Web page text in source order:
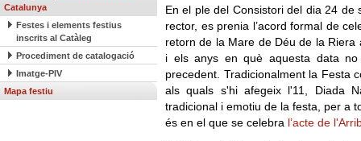
Catalunya
Festes i elements festius
inscrits al Catàleg
Procediment de catalogació
Imatge-PIV
Mapa festiu
En el ple del Consistori del dia 24
rector, es prenia l’acord formal de
retorn de la Mare de Déu de la
i els anys en què aquesta data
precedent. Tradicionalment la Festa
als quals s'hi afegeix l'11, Diada
tradicional i emotiu de la festa, per a
és en el que se celebra l’acte de